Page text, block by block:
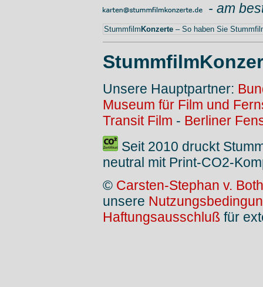
- am
Stummfilm Konzerte– So haben Sie
Unsere Hauptpartner:
Museum für Film und
Transit Film - Berliner
Seit 2010 druckt
neutral mit Print-CO2-
© Carsten-Stephan v.
unsere
Haftungsausschluß für